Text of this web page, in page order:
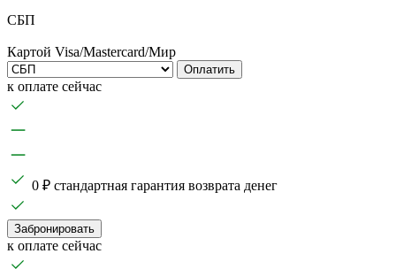
СБП
Картой Visa/Mastercard/Мир
Оплатить
к оплате сейчас
0 ₽ стандартная гарантия возврата денег
Забронировать
к оплате сейчас